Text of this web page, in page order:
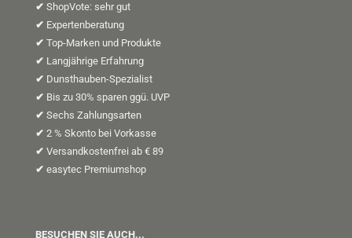
✔ ShopVote: sehr gut
✔ Expertenberatung
✔ Top-Marken und Produkte
✔ Langjährige Erfahrung
✔ Dunsthauben-Spezialist
✔ Bis zu 30% sparen ggü. UVP
✔ Sechs Zahlungsarten
✔ 2 % Skonto bei Vorkasse
✔ Versandkostenfrei ab € 89
✔ easytec Premiumshop
BESUCHEN SIE AUCH...